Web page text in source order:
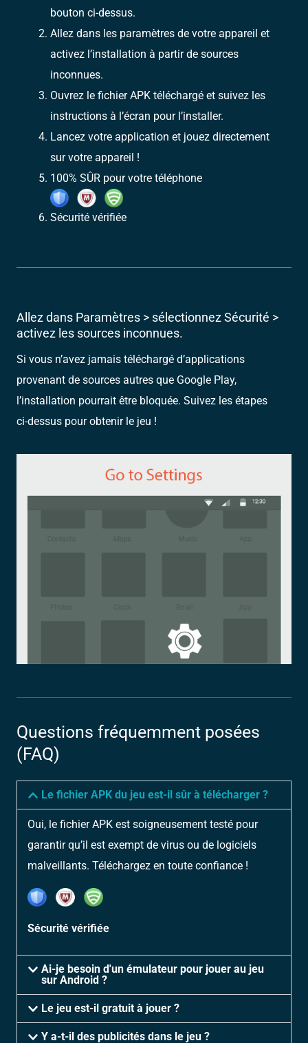
bouton ci-dessus.
Allez dans les paramètres de votre appareil et
activez l’installation à partir de sources
inconnues.
Ouvrez le fichier APK téléchargé et suivez les
instructions à l’écran pour l’installer.
Lancez votre application et jouez directement
sur votre appareil !
100% SÛR pour votre téléphone
Sécurité vérifiée
Allez dans Paramètres > sélectionnez Sécurité >
activez les sources inconnues.
Si vous n’avez jamais téléchargé d’applications
provenant de sources autres que Google Play,
l’installation pourrait être bloquée. Suivez les étapes
ci-dessus pour obtenir le jeu !
Questions fréquemment posées
(FAQ)
Le fichier APK du jeu est-il sûr à télécharger ?
Oui, le fichier APK est soigneusement testé pour
garantir qu’il est exempt de virus ou de logiciels
malveillants. Téléchargez en toute confiance !
Sécurité vérifiée
Ai-je besoin d'un émulateur pour jouer au jeu
sur Android ?
Le jeu est-il gratuit à jouer ?
Y a-t-il des publicités dans le jeu ?